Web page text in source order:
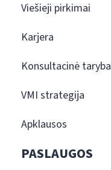
Viešieji pirkimai
Karjera
Konsultacinė taryba
VMI strategija
Apklausos
PASLAUGOS